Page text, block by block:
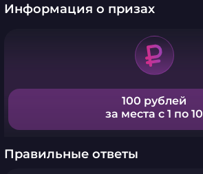
Информация о призах
100 рублей
за места с 1 по 10
Правильные ответы